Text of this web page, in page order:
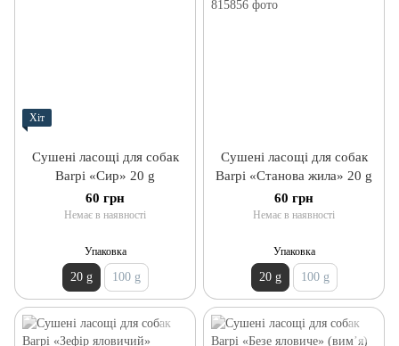
Хіт
Сушені ласощі для собак
Barpi «Сир» 20 g
60 грн
Немає в наявності
Упаковка
20 g 100 g
Сушені ласощі для собак
Barpi «Станова жила» 20 g
60 грн
Немає в наявності
Упаковка
20 g 100 g